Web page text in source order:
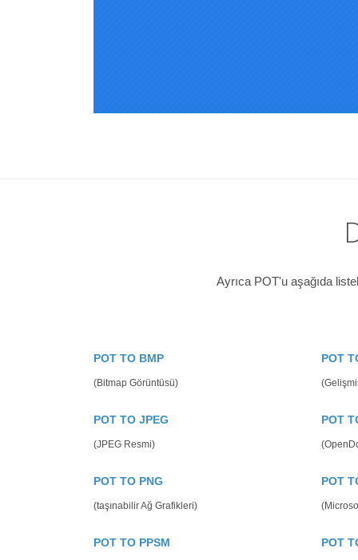
Ayrıca POT'u aşağıda
POT TO BMP
(Bitmap Görüntüsü)
POT
POT TO JPEG
(JPEG Resmi)
POT
POT TO PNG
(taşınabilir Ağ Grafikleri)
POT
POT TO PPSM POT